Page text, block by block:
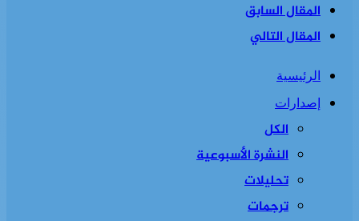
المقال السابق
المقال التالي
الرئيسية
إصدارات
الكل
النشرة الأسبوعية
تحليلات
ترجمات